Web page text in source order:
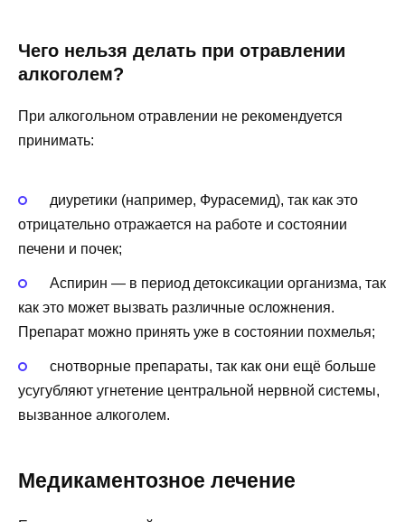
Чего нельзя делать при отравлении
алкоголем?
При алкогольном отравлении не рекомендуется
принимать:
диуретики (например, Фурасемид), так как это
отрицательно отражается на работе и состоянии
печени и почек;
Аспирин — в период детоксикации организма, так
как это может вызвать различные осложнения.
Препарат можно принять уже в состоянии похмелья;
снотворные препараты, так как они ещё больше
усугубляют угнетение центральной нервной системы,
вызванное алкоголем.
Медикаментозное лечение